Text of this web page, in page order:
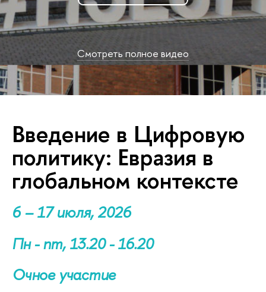
Смотреть полное видео
Введение в Цифровую
политику: Евразия в
глобальном контексте
6 – 17 июля, 2026
Пн - пт, 13.20 - 16.20
Очное участие